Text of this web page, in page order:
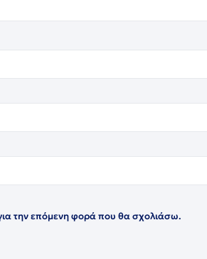
την επόμενη φορά που θα σχολιάσω.